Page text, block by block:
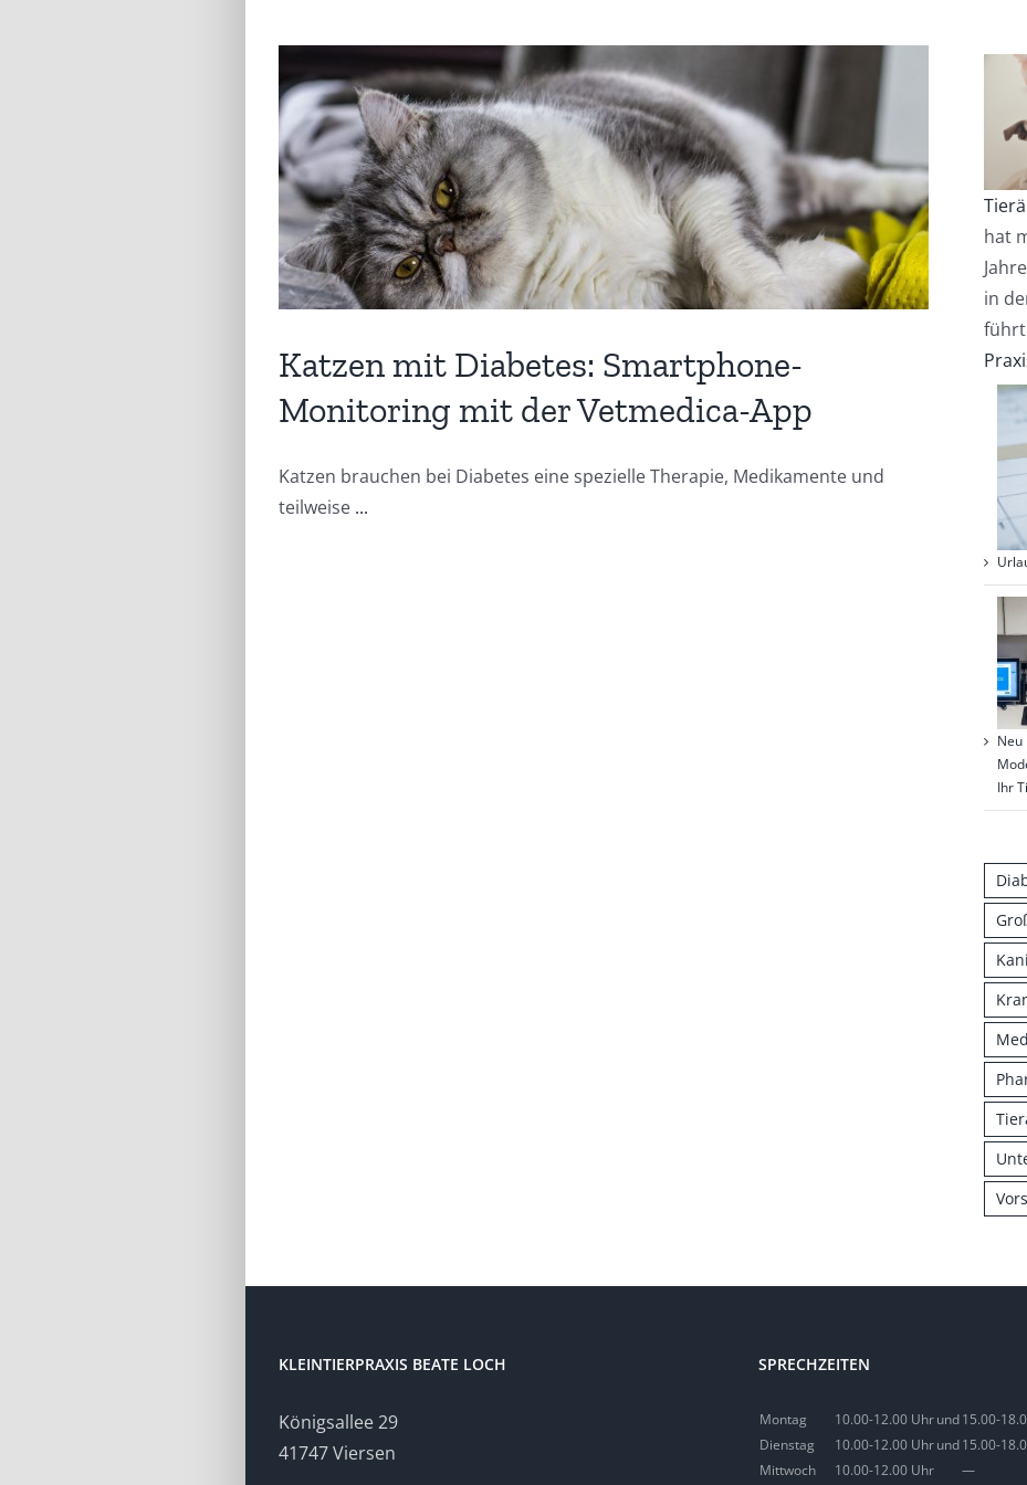
Katzen mit Diabetes: Smartphone-
Monitoring mit der Vetmedica-App
Katzen brauchen bei Diabetes eine spezielle Therapie, Medikamente und
teilweise ...
hat
in
Neu
Ihr
KLEINTIERPRAXIS BEATE LOCH
Königsallee 29
41747 Viersen
SPRECHZEITEN
Montag 10.00-12.00 Uhrund15.00-
Dienstag
10.00-12.00 Uhrund15.00-
Mittwoch
10.00-12.00 Uhr —